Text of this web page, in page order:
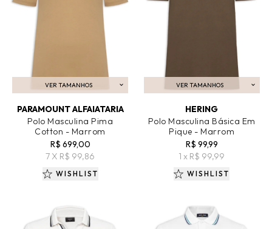
VER TAMANHOS
ADICIONAR AO CARRINHO
PARAMOUNT ALFAIATARIA
Polo Masculina Pima
Cotton - Marrom
R$ 699,00
7 X R$ 99,86
WISHLIST
VER TAMANHOS
ADICIONAR AO CARRINHO
HERING
Polo Masculina Básica Em
Pique - Marrom
R$ 99,99
1 x R$ 99,99
WISHLIST